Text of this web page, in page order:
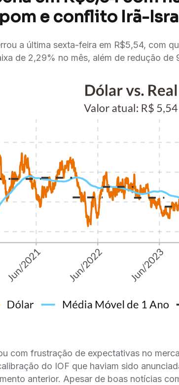
e conflito Irã-
a última sexta-feira em R$5,54, com
de 2,29% no mês, além de redução de
com frustração de expectativas no
do IOF que haviam sido
anterior. Apesar de boas notícias